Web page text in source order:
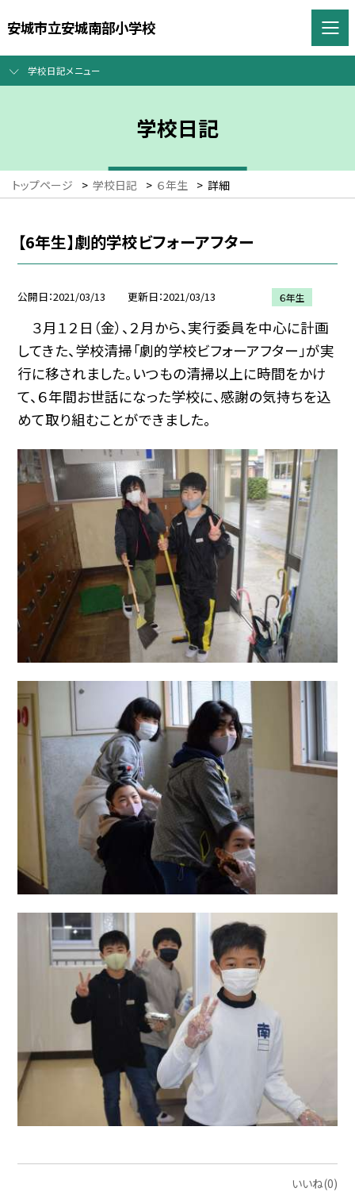
安城市立安城南部小学校
学校日記メニュー
学校日記
トップページ > 学校日記 > ６年生 > 詳細
【6年生】劇的学校ビフォーアフター
公開日 2021/03/13 更新日 2021/03/13 ６年生
３月１２日（金）、２月から、実行委員を中心に計画
してきた、学校清掃「劇的学校ビフォーアフター」が実
行に移されました。いつもの清掃以上に時間をかけ
て、６年間お世話になった学校に、感謝の気持ちを込
めて取り組むことができました。
いいね(0)